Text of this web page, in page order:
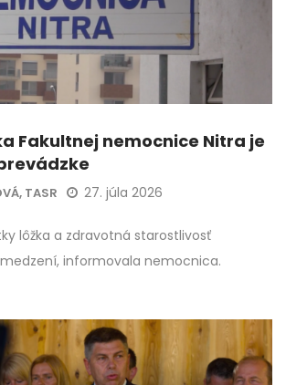
Fakultnej nemocnice Nitra je
TASR 27. júla 2026
lôžka a zdravotná starostlivosť
informovala nemocnica.